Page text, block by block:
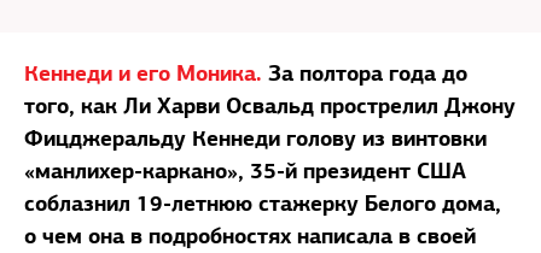
Кеннеди и его Моника. За полтора года до
того, как Ли Харви Освальд прострелил Джону
Фицджеральду Кеннеди голову из винтовки
«манлихер-каркано», 35-й президент США
соблазнил 19-летнюю стажерку Белого дома,
о чем она в подробностях написала в своей